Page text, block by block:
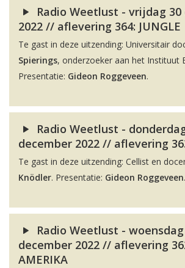
Radio Weetlust - vrijdag
2022 // aflevering 364: JUNGLE
Te gast in deze uitzending: Universitair
Spierings, onderzoeker aan het Instituut
Presentatie: Gideon Roggeveen.
Radio Weetlust -
december 2022 // aflevering
Te gast in deze uitzending: Cellist en
Knödler. Presentatie: Gideon Roggeveen.
Radio Weetlust -
december 2022 // aflevering
AMERIKA